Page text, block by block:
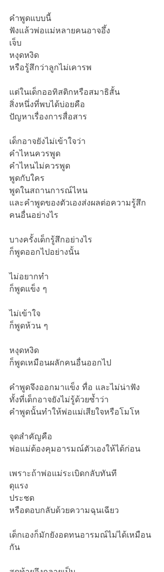
คำพูดแบบนี้
ฟังแล้วพ่อแม่หลายคนอาจอึ้ง
เจ็บ
หงุดหงิด
หรือรู้สึกว่าลูกไม่เคารพ
แต่ในเด็กออทิสติกหรือสมาธิสั้น
สิ่งหนึ่งที่พบได้บ่อยคือ
ปัญหาเรื่องการสื่อสาร
เด็กอาจยังไม่เข้าใจว่า
คำไหนควรพูด
คำไหนไม่ควรพูด
พูดกับใคร
พูดในสถานการณ์ไหน
และคำพูดของตัวเองส่งผลต่อความรู้สึก
คนอื่นอย่างไร
บางครั้งเด็กรู้สึกอย่างไร
ก็พูดออกไปอย่างนั้น
ไม่อยากทำ
ก็พูดแข็ง ๆ
ไม่เข้าใจ
ก็พูดห้วน ๆ
หงุดหงิด
ก็พูดเหมือนผลักคนอื่นออกไป
คำพูดจึงออกมาแข็ง ทื่อ และไม่น่าฟัง
ทั้งที่เด็กอาจยังไม่รู้ด้วยซ้ำว่า
คำพูดนั้นทำให้พ่อแม่เสียใจหรือโมโห
จุดสำคัญคือ
พ่อแม่ต้องคุมอารมณ์ตัวเองให้ได้ก่อน
เพราะถ้าพ่อแม่ระเบิดกลับทันที
ดุแรง
ประชด
หรือตอบกลับด้วยความฉุนเฉียว
เด็กเองก็มักยังอดทนอารมณ์ไม่ได้เหมือน
กัน